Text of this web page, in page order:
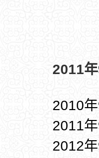
2011
2010
2011
2012